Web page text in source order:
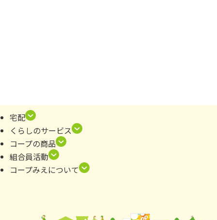
宅配
くらしのサービス
コープの商品
組合員活動
コープみえについて